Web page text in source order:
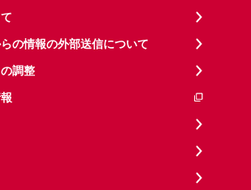
の情報の外部送信について
調整